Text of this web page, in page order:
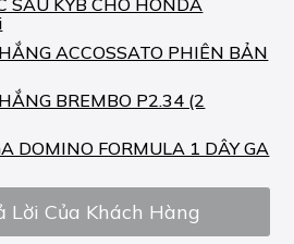
SAU KYB CHO HONDA
ACCOSSATO PHIÊN BẢN
BREMBO P2.34 (2
DOMINO FORMULA 1 DÂY GA
Lời Của Khách Hàng